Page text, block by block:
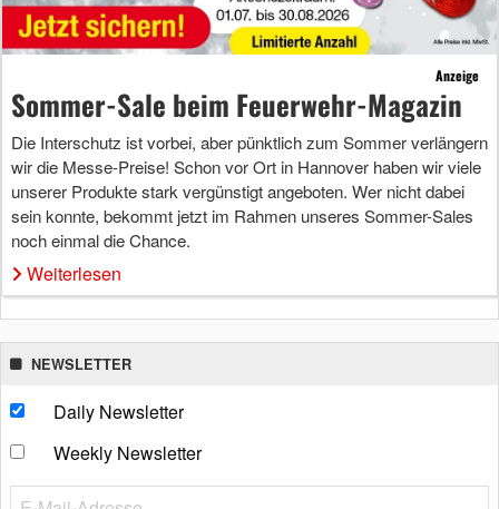
Anzeige
Sommer-Sale beim Feuerwehr-Magazin
Die Interschutz ist vorbei, aber pünktlich zum Sommer verlängern
wir die Messe-Preise! Schon vor Ort in Hannover haben wir viele
unserer Produkte stark vergünstigt angeboten. Wer nicht dabei
sein konnte, bekommt jetzt im Rahmen unseres Sommer-Sales
noch einmal die Chance.
Weiterlesen
NEWSLETTER
Daily Newsletter
Weekly Newsletter